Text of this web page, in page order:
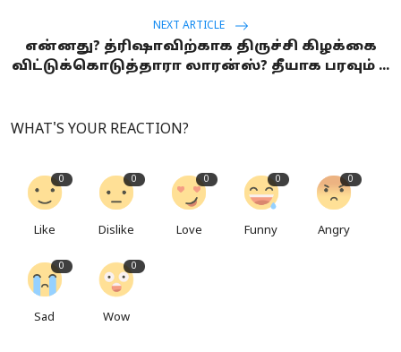
NEXT ARTICLE
என்னது? த்ரிஷாவிற்காக திருச்சி கிழக்கை
விட்டுக்கொடுத்தாரா லாரன்ஸ்? தீயாக பரவும் ...
WHAT'S YOUR REACTION?
0
Like
0
Dislike
0
Love
0
Funny
0
Angry
0
Sad
0
Wow